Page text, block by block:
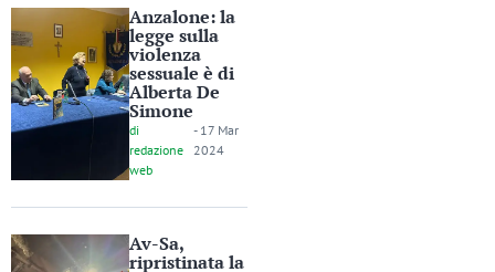
Anzalone: la
legge sulla
violenza
sessuale è di
Alberta De
Simone
di
redazione
web
- 17 Mar
2024
Av-Sa,
ripristinata la